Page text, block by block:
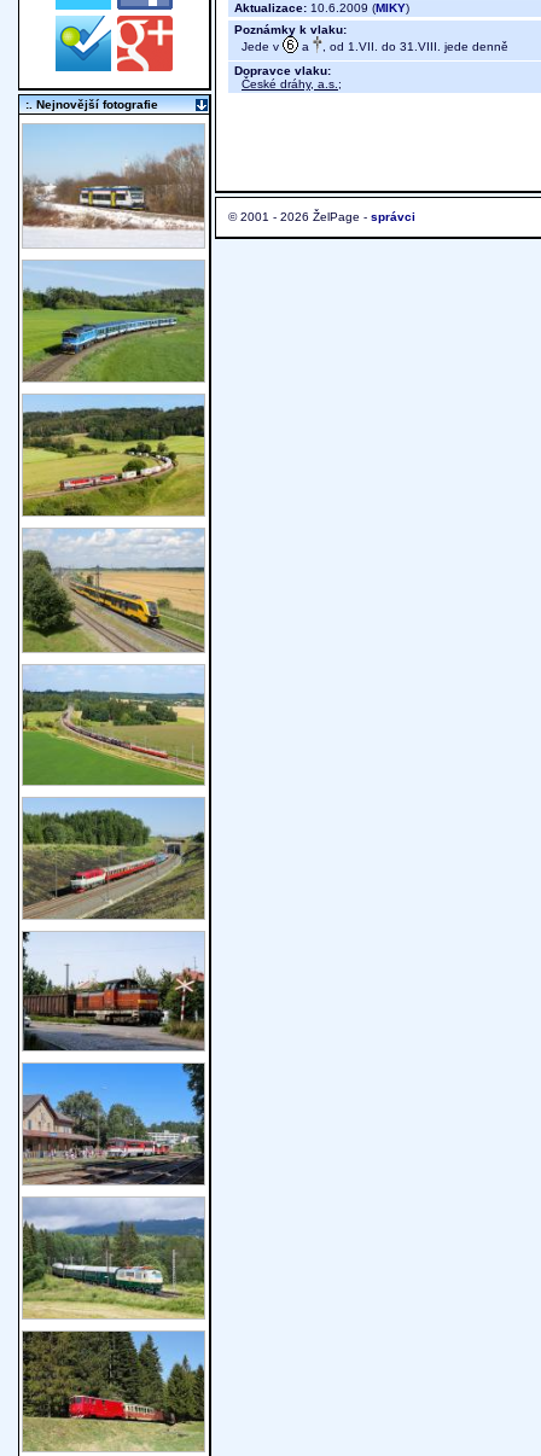
Aktualizace: 10.6.2009 (MIKY)
Poznámky k vlaku:
Jede v
a
, od 1.VII. do 31.VIII. jede denně
Dopravce vlaku:
České dráhy, a.s. ;
© 2001 - 2026 ŽelPage - správci
:. Nejnovější fotografie